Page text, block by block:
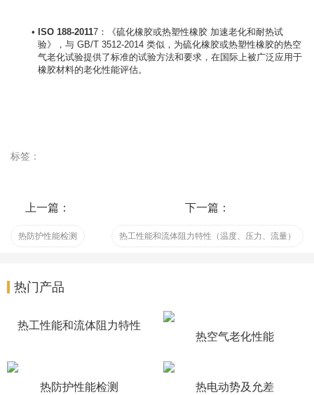
ISO 188-20117：《硫化橡胶或热塑性橡胶 加速老化和耐热试
验》，与 GB/T 3512-2014 类似，为硫化橡胶或热塑性橡胶的热空
气老化试验提供了标准的试验方法和要求，在国际上被广泛应用于
橡胶材料的老化性能评估。
标签：
上一篇：
热防护性能检测
下一篇：
热工性能和流体阻力特性（温度、压力、流量）
热门产品
热工性能和流体阻力特性
热空气老化性能
热防护性能检测 热电动势及允差